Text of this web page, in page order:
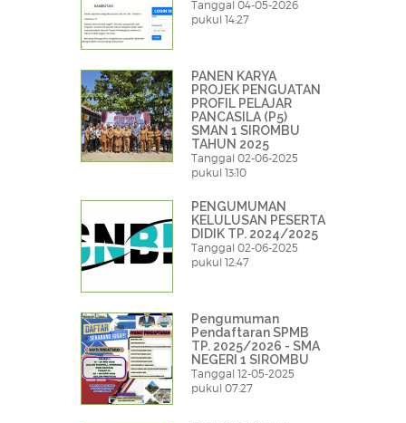
Tanggal 04-05-2026
pukul 14:27
PANEN KARYA
PROJEK PENGUATAN
PROFIL PELAJAR
PANCASILA (P5)
SMAN 1 SIROMBU
TAHUN 2025
Tanggal 02-06-2025
pukul 13:10
PENGUMUMAN
KELULUSAN PESERTA
DIDIK TP. 2024/2025
Tanggal 02-06-2025
pukul 12:47
Pengumuman
Pendaftaran SPMB
TP. 2025/2026 - SMA
NEGERI 1 SIROMBU
Tanggal 12-05-2025
pukul 07:27